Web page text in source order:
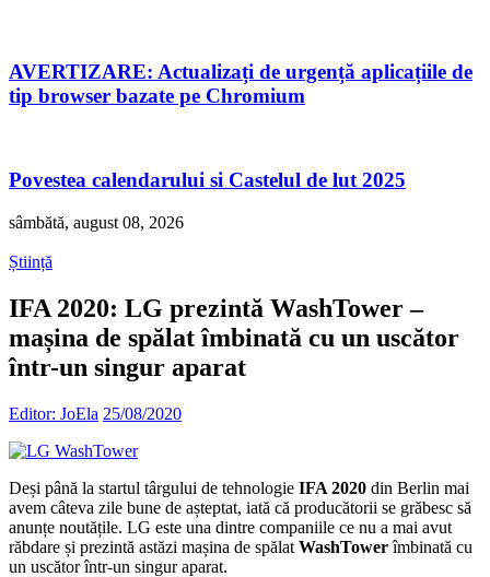
AVERTIZARE: Actualizați de urgență aplicațiile de
tip browser bazate pe Chromium
Povestea calendarului si Castelul de lut 2025
sâmbătă, august 08, 2026
Știință
IFA 2020: LG prezintă WashTower –
mașina de spălat îmbinată cu un uscător
într-un singur aparat
Editor: JoEla 25/08/2020
Deși până la startul târgului de tehnologie IFA 2020 din Berlin mai
avem câteva zile bune de așteptat, iată că producătorii se grăbesc să
anunțe noutățile. LG este una dintre companiile ce nu a mai avut
răbdare și prezintă astăzi mașina de spălat WashTowerîmbinată cu
un uscător într-un singur aparat.